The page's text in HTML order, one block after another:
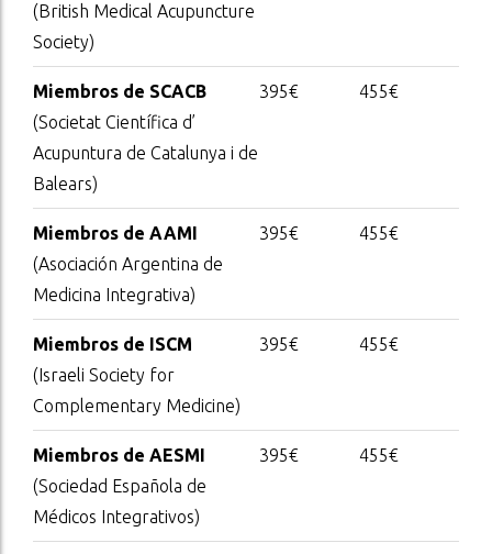
(British Medical Acupuncture
Society)
Miembros de SCACB
(Societat Científica d’
Acupuntura de Catalunya i de
Balears)
395€ 455€
Miembros de AAMI
(Asociación Argentina de
Medicina Integrativa)
395€ 455€
Miembros de ISCM
(Israeli Society for
Complementary Medicine)
395€ 455€
Miembros de AESMI
(Sociedad Española de
Médicos Integrativos)
395€ 455€